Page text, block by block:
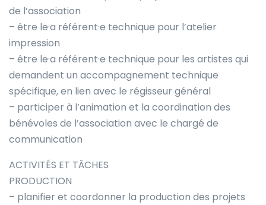
de l’association
– être le·a référent·e technique pour l’atelier
impression
– être le·a référent·e technique pour les artistes qui
demandent un accompagnement technique
spécifique, en lien avec le régisseur général
– participer à l’animation et la coordination des
bénévoles de l’association avec le chargé de
communication
ACTIVITÉS ET TÂCHES
PRODUCTION
– planifier et coordonner la production des projets